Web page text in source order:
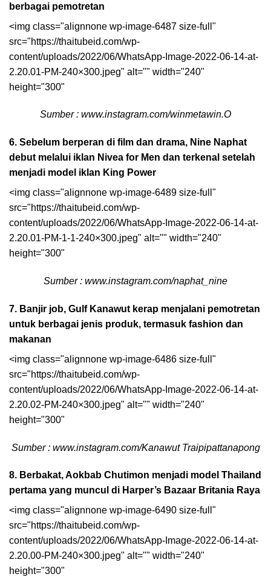
berbagai pemotretan
<img class="alignnone wp-image-6487 size-full"
src="https://thaitubeid.com/wp-
content/uploads/2022/06/WhatsApp-Image-2022-06-14-at-
2.20.01-PM-240×300.jpeg" alt="" width="240"
height="300"
Sumber : www.instagram.com/winmetawin.O
6. Sebelum berperan di film dan drama, Nine Naphat
debut melalui iklan Nivea for Men dan terkenal setelah
menjadi model iklan King Power
<img class="alignnone wp-image-6489 size-full"
src="https://thaitubeid.com/wp-
content/uploads/2022/06/WhatsApp-Image-2022-06-14-at-
2.20.01-PM-1-1-240×300.jpeg" alt="" width="240"
height="300"
Sumber : www.instagram.com/naphat_nine
7. Banjir job, Gulf Kanawut kerap menjalani pemotretan
untuk berbagai jenis produk, termasuk fashion dan
makanan
<img class="alignnone wp-image-6486 size-full"
src="https://thaitubeid.com/wp-
content/uploads/2022/06/WhatsApp-Image-2022-06-14-at-
2.20.02-PM-240×300.jpeg" alt="" width="240"
height="300"
Sumber : www.instagram.com/Kanawut Traipipattanapong
8. Berbakat, Aokbab Chutimon menjadi model Thailand
pertama yang muncul di Harper’s Bazaar Britania Raya
<img class="alignnone wp-image-6490 size-full"
src="https://thaitubeid.com/wp-
content/uploads/2022/06/WhatsApp-Image-2022-06-14-at-
2.20.00-PM-240×300.jpeg" alt="" width="240"
height="300"